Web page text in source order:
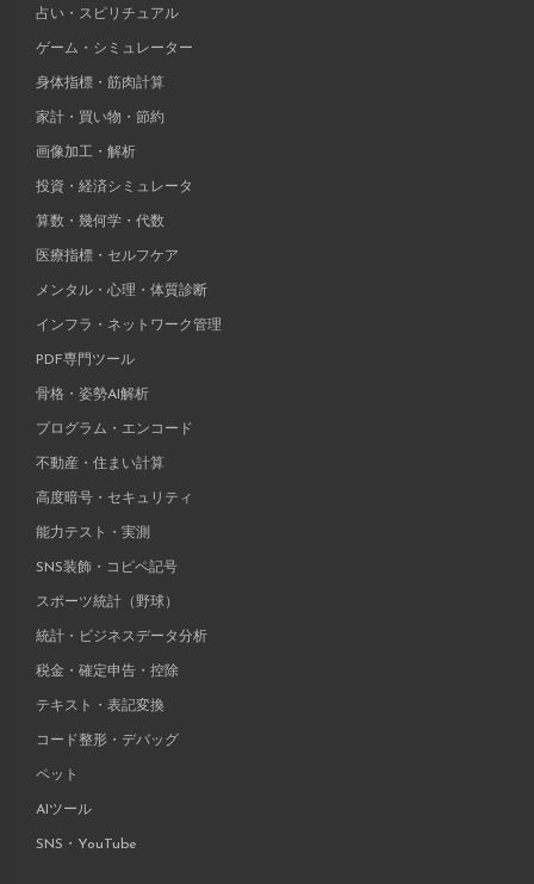
占い・スピリチュアル
ゲーム・シミュレーター
身体指標・筋肉計算
家計・買い物・節約
画像加工・解析
投資・経済シミュレータ
算数・幾何学・代数
医療指標・セルフケア
メンタル・心理・体質診断
インフラ・ネットワーク管理
PDF専門ツール
骨格・姿勢AI解析
プログラム・エンコード
不動産・住まい計算
高度暗号・セキュリティ
能力テスト・実測
SNS装飾・コピペ記号
スポーツ統計（野球）
統計・ビジネスデータ分析
税金・確定申告・控除
テキスト・表記変換
コード整形・デバッグ
ペット
AIツール
SNS・YouTube